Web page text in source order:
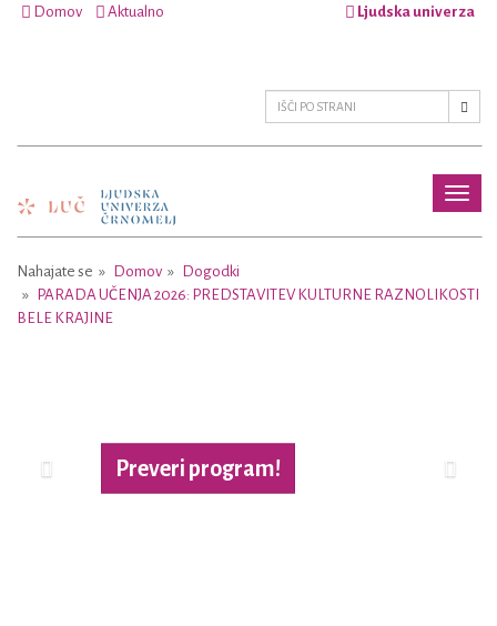
Domov Aktualno Ljudska univerza
Nahajate se Domov
Dogodki
PARADA UČENJA 2026: PREDSTAVITEV KULTURNE RAZNOLIKOSTI
BELE KRAJINE
Preveri program!